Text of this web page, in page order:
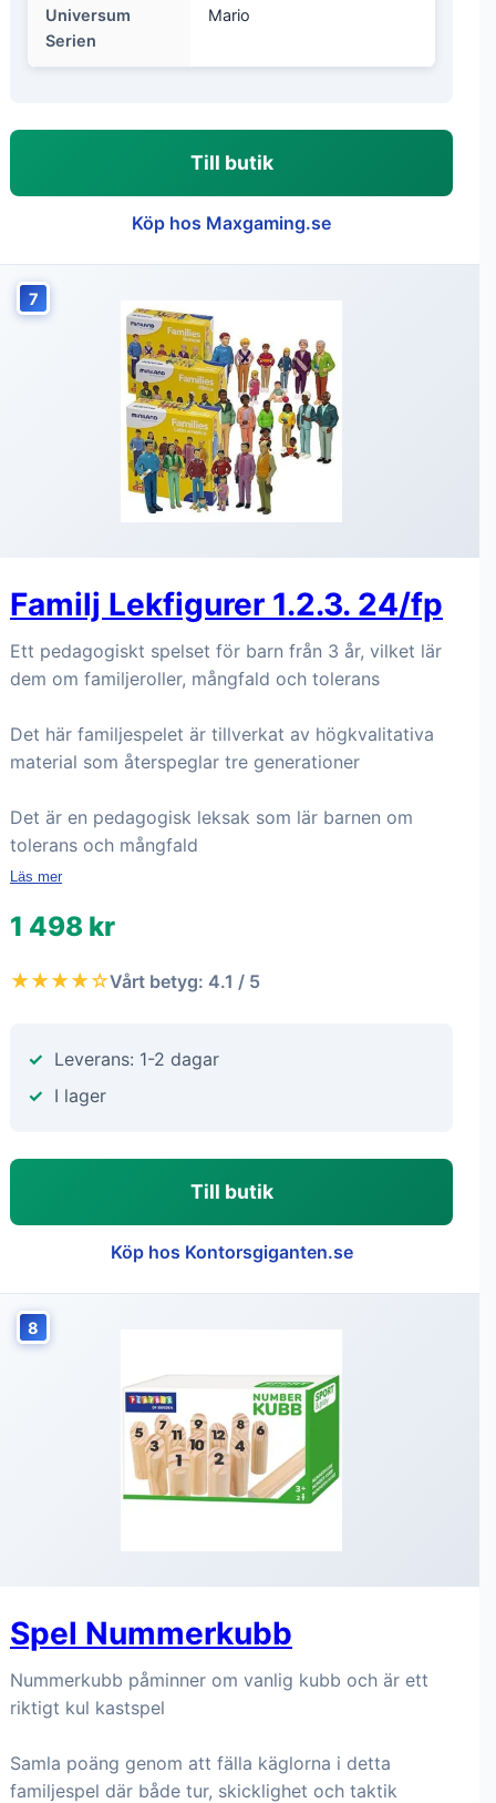
Universum
Serien
Mario
Till butik
Köp hos Maxgaming.se
7
Familj Lekfigurer 1.2.3. 24/fp
Ett pedagogiskt spelset för barn från 3 år, vilket lär
dem om familjeroller, mångfald och tolerans
Det här familjespelet är tillverkat av högkvalitativa
material som återspeglar tre generationer
Det är en pedagogisk leksak som lär barnen om
tolerans och mångfald
Läs mer
1 498 kr
★★★★☆Vårt betyg: 4.1 / 5
Leverans: 1-2 dagar
I lager
Till butik
Köp hos Kontorsgiganten.se
8
Spel Nummerkubb
Nummerkubb påminner om vanlig kubb och är ett
riktigt kul kastspel
Samla poäng genom att fälla käglorna i detta
familjespel där både tur, skicklighet och taktik